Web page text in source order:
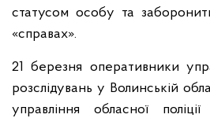
статусом особу та
«справах».
21 березня оперативники
розслідувань у Волинській
управління обласної